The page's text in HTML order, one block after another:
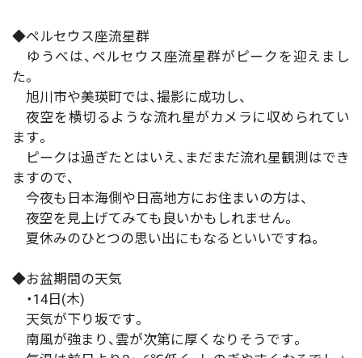
◆ペルセウス座流星群
ゆうべは、ペルセウス座流星群がピークを迎えまし
た。
旭川市や美瑛町では、撮影に成功し、
夜空を横切るような流れ星がカメラに収められてい
ます。
ピークは過ぎたとはいえ、まだまだ流れ星観測はでき
ますので、
今夜も日本海側や日高地方にお住まいの方は、
夜空を見上げてみても良いかもしれません。
夏休みのひとつの思い出にもなるといいですね。
◆お盆期間の天気
・14日(木)
天気が下り坂です。
南風が強まり、雲が次第に厚くなりそうです。